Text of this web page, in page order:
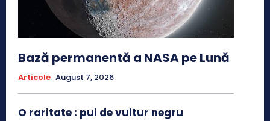
Bază permanentă a NASA pe Lună
Articole August 7, 2026
O raritate : pui de vultur negru